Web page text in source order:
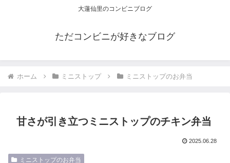
大蓮仙里のコンビニブログ
ただコンビニが好きなブログ
ホーム ミニストップ ミニストップのお弁当
甘さが引き立つミニストップのチキン弁当
2025.06.28
ミニストップのお弁当